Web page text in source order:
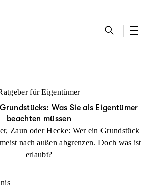
für Eigentümer
Was Sie als Eigentümer
beachten müssen
Zaun oder Hecke: Wer ein Grundstück
nach außen abgrenzen. Doch was ist
erlaubt?